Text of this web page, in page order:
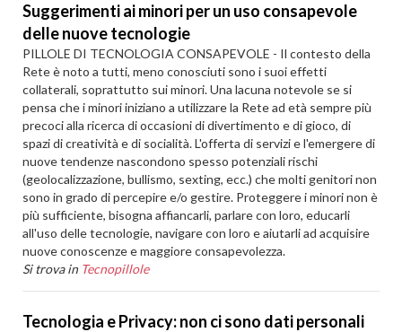
Suggerimenti ai minori per un uso consapevole
delle nuove tecnologie
PILLOLE DI TECNOLOGIA CONSAPEVOLE - Il contesto della
Rete è noto a tutti, meno conosciuti sono i suoi effetti
collaterali, soprattutto sui minori. Una lacuna notevole se si
pensa che i minori iniziano a utilizzare la Rete ad età sempre più
precoci alla ricerca di occasioni di divertimento e di gioco, di
spazi di creatività e di socialità. L'offerta di servizi e l'emergere di
nuove tendenze nascondono spesso potenziali rischi
(geolocalizzazione, bullismo, sexting, ecc.) che molti genitori non
sono in grado di percepire e/o gestire. Proteggere i minori non è
più sufficiente, bisogna affiancarli, parlare con loro, educarli
all'uso delle tecnologie, navigare con loro e aiutarli ad acquisire
nuove conoscenze e maggiore consapevolezza.
Si trova in Tecnopillole
Tecnologia e Privacy: non ci sono dati personali